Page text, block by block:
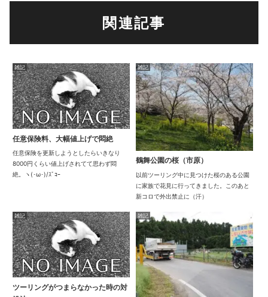
関連記事
雑記
任意保険料、大幅値上げで悶絶
任意保険を更新しようとしたらいきなり
8000円くらい値上げされてて思わず悶
絶。ヽ(･ω･)/ｽﾞｺｰ
雑記
鶴舞公園の桜（市原）
以前ツーリング中に見つけた桜のある公園
に家族で花見に行ってきました。このあと
新コロで外出禁止に（汗）
雑記
ツーリングがつまらなかった時の対
雑記